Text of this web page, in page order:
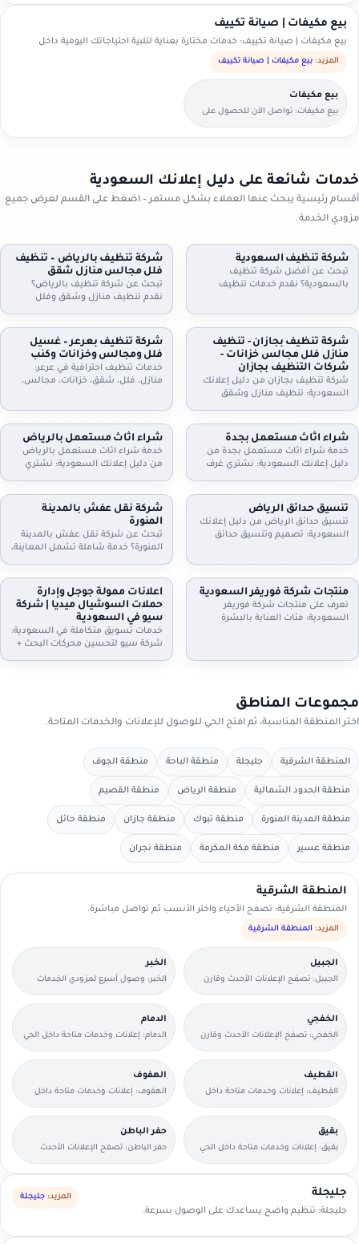
بيع مكيفات | صيانة تكييف
بيع مكيفات | صيانة تكييف: خدمات مختارة بعناية لتلبية احتياجاتك اليومية داخل
السعودية.
المزيد: بيع مكيفات | صيانة تكييف
بيع مكيفات
بيع مكيفات: تواصل الآن للحصول على
عرض سعر مناسب.
خدمات شائعة على دليل إعلانك السعودية
أقسام رئيسية يبحث عنها العملاء بشكل مستمر – اضغط على القسم لعرض جميع
مزودي الخدمة.
شركة تنظيف السعودية
تبحث عن أفضل شركة تنظيف
بالسعودية؟ نقدم خدمات تنظيف
تنافسية. اطلب خدمتك الآن!
شركة تنظيف بالرياض – تنظيف
فلل مجالس منازل شقق
تبحث عن شركة تنظيف بالرياض؟
نقدم تنظيف منازل وشقق وفلل
وعقود دورية للمنازل والمكاتب. اطلب
تقييمًا مجانيًا وتفاصيل السعر حسب
المساحة والخدمة.
شركة تنظيف بجازان - تنظيف
منازل فلل مجالس خزانات -
شركات التنظيف بجازان
شركة تنظيف بجازان من دليل إعلانك
السعودية: تنظيف منازل وشقق
وتعقيم الخزانات. خدمة مرنة وزيارات
دورية وعقود للمنشآت. اتصل الآن
لحجز الموعد.
شركة تنظيف بعرعر – غسيل
فلل ومجالس وخزانات وكنب
خدمات تنظيف احترافية في عرعر:
منازل، فلل، شقق، خزانات، مجالس،
شراء اثاث مستعمل بجدة
خدمة شراء اثاث مستعمل بجدة من
دليل إعلانك السعودية: نشتري غرف
وتقييم عادل، فك ونقل سريع،
واستلام فوري. تواصل الآن لتحديد
الموعد.
شراء اثاث مستعمل بالرياض
خدمة شراء اثاث مستعمل بالرياض
من دليل إعلانك السعودية: نشتري
مكاتب، ومحتويات شقق وفلل كاملة.
معاينة وتقييم عادل، فك ونقل،
واستلام سريع. تواصل الآن.
تنسيق حدائق الرياض
تنسيق حدائق الرياض من دليل إعلانك
السعودية: تصميم وتنسيق حدائق
بالتنقيط، شلالات ونوافير وصيانة
شهرية. اطلب معاينة وخطة تصميم
تناسب مساحتك
شركة نقل عفش بالمدينة
المنورة
تبحث عن شركة نقل عفش بالمدينة
المنورة؟ خدمة شاملة تشمل المعاينة،
للأدوار وتخزين مؤقت عند الحاجة. دليل
إعلانك السعودية يساعدك تختار
الخدمة المناسبة وتعرف خطوات النقل
والتسعير
منتجات شركة فوريفر السعودية
تعرف على منتجات شركة فوريفر
السعودية: فئات العناية بالبشرة
إعلانك السعودية.
اعلانات ممولة جوجل وإدارة
حملات السوشيال ميديا | شركة
سيو في السعودية
خدمات تسويق متكاملة في السعودية:
شركة سيو لتحسين محركات البحث +
مجموعات المناطق
اختر المنطقة المناسبة، ثم افتح الحي للوصول للإعلانات والخدمات المتاحة.
المنطقة الشرقية جليجلة منطقة الباحة منطقة الجوف
منطقة الحدود الشمالية منطقة الرياض منطقة القصيم
منطقة المدينة المنورة منطقة تبوك منطقة جازان منطقة حائل
منطقة عسير منطقة مكة المكرمة منطقة نجران
المنطقة الشرقية
المنطقة الشرقية: تصفح الأحياء واختر الأنسب ثم تواصل مباشرة.
المزيد: المنطقة الشرقية
الجبيل
الجبيل: تصفح الإعلانات الأحدث وقارن
التفاصيل بسرعة.
الخبر
الخبر: وصول أسرع لمزودي الخدمات
القريبين منك.
الخفجي
الخفجي: تصفح الإعلانات الأحدث وقارن
التفاصيل بسرعة.
الدمام
الدمام: إعلانات وخدمات متاحة داخل الحي
مع وسائل تواصل مباشرة.
القطيف
القطيف: إعلانات وخدمات متاحة داخل
الحي مع وسائل تواصل مباشرة.
الهفوف
الهفوف: إعلانات وخدمات متاحة داخل
الحي مع وسائل تواصل مباشرة.
بقيق
بقيق: إعلانات وخدمات متاحة داخل الحي
مع وسائل تواصل مباشرة.
حفر الباطن
حفر الباطن: تصفح الإعلانات الأحدث
وقارن التفاصيل بسرعة.
جليجلة
جليجلة: تنظيم واضح يساعدك على الوصول بسرعة.
المزيد: جليجلة